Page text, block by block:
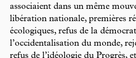
associaient dans un même
libération nationale, premières
écologiques, refus de la
l’occidentalisation du monde,
refus de l’idéologie du Progrès,